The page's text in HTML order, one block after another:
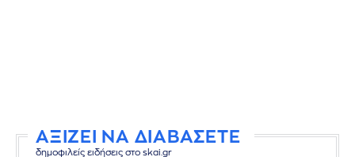
ΑΞΙΖΕΙ ΝΑ ΔΙΑΒΑΣΕΤΕ
δημοφιλείς ειδήσεις στο skai.gr